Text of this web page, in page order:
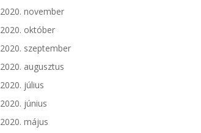
2020. november
2020. október
2020. szeptember
2020. augusztus
2020. július
2020. június
2020. május